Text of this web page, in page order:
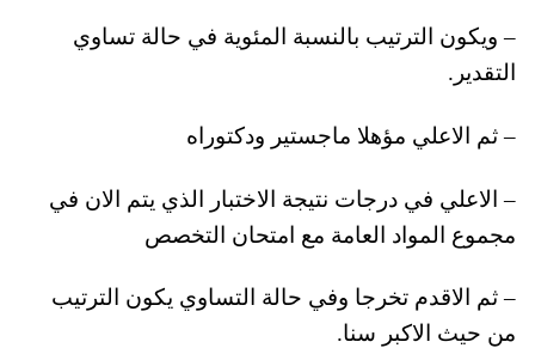
– ويكون الترتيب بالنسبة المئوية في حالة تساوي
التقدير.
– ثم الاعلي مؤهلا ماجستير ودكتوراه
– الاعلي في درجات نتيجة الاختبار الذي يتم الان في
مجموع المواد العامة مع امتحان التخصص
– ثم الاقدم تخرجا وفي حالة التساوي يكون الترتيب
من حيث الاكبر سنا.